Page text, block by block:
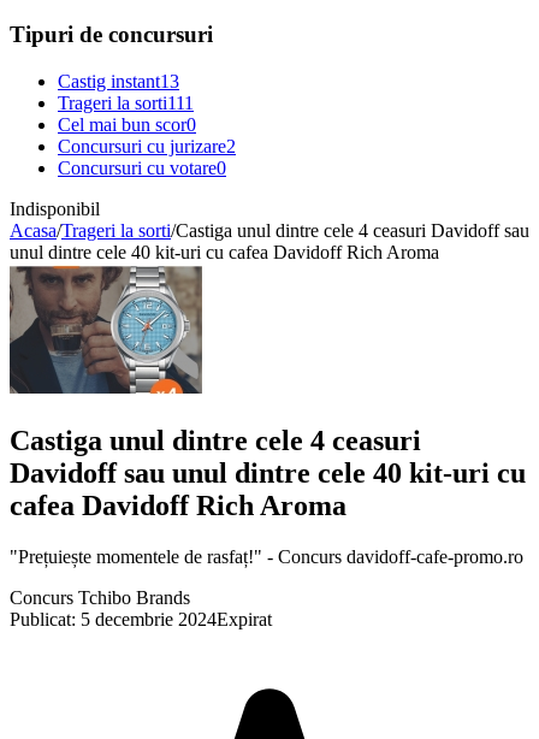
Tipuri de concursuri
Castig instant13
Trageri la sorti111
Cel mai bun scor0
Concursuri cu jurizare2
Concursuri cu votare0
Indisponibil
Acasa/Trageri la sorti/Castiga unul dintre cele 4 ceasuri Davidoff sau
unul dintre cele 40 kit-uri cu cafea Davidoff Rich Aroma
Castiga unul dintre cele 4 ceasuri
Davidoff sau unul dintre cele 40 kit-uri cu
cafea Davidoff Rich Aroma
"Prețuiește momentele de rasfaț!" - Concurs davidoff-cafe-promo.ro
Concurs Tchibo Brands
Publicat: 5 decembrie 2024Expirat